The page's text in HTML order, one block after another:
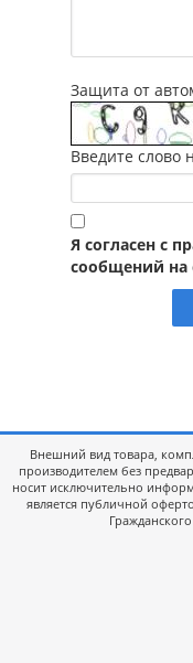
Защита от
Введите слово
Я согласен с
сообщений на
Внешний вид товара,
производителем без
носит исключительно
является публичной